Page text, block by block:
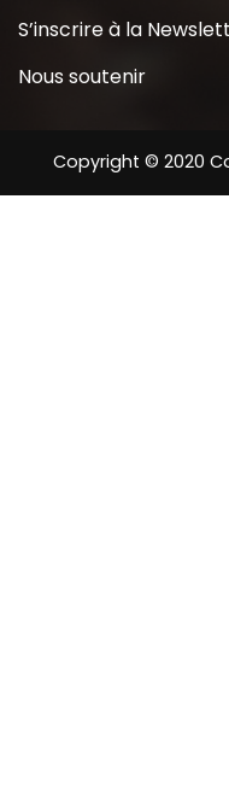
S’inscrire à la
Nous soutenir
Copyright © 2020